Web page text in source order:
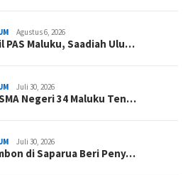
Agustus 6, 2026
PAS Maluku, Saadiah Ulu…
Juli 30, 2026
Negeri 34 Maluku Ten…
Juli 30, 2026
di Saparua Beri Peny…